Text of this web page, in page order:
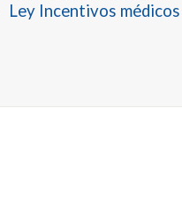
Ley Incentivos médicos